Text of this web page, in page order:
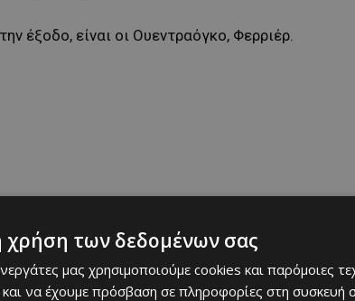
έξοδο, είναι οι Ουεντραόγκο, Φερριέρ.
της ΑΕΛ «τραβήχτηκε» πριν ένα χρόνο, όταν
2024-25.
χρήση των δεδομένων σας
μας χρησιμοποιούμε cookies και παρόμοιες
να έχουμε πρόσβαση σε πληροφορίες στη συσκευή